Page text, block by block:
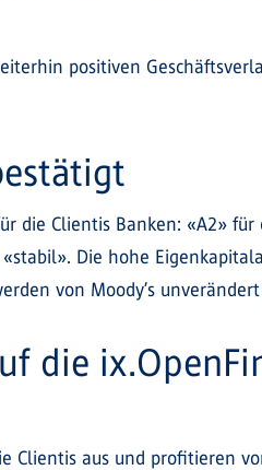
positiven
die Clientis Banken: «A2»
Die hohe
von Moody’s
die
aus und profitieren